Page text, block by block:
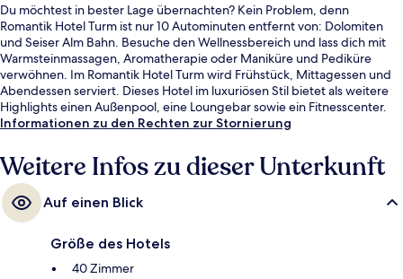
Du möchtest in bester Lage übernachten? Kein Problem, denn
Romantik Hotel Turm ist nur 10 Autominuten entfernt von: Dolomiten
und Seiser Alm Bahn. Besuche den Wellnessbereich und lass dich mit
Warmsteinmassagen, Aromatherapie oder Maniküre und Pediküre
verwöhnen. Im Romantik Hotel Turm wird Frühstück, Mittagessen und
Abendessen serviert. Dieses Hotel im luxuriösen Stil bietet als weitere
Highlights einen Außenpool, eine Loungebar sowie ein Fitnesscenter.
Informationen zu den Rechten zur Stornierung
Weitere Infos zu dieser Unterkunft
Auf einen Blick
Größe des Hotels
40 Zimmer